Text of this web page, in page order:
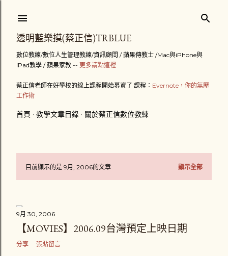
透明藍樂摸(蔡正信)TRBLUE
數位教練/數位人生管理教練/資訊顧問 / 蘋果傳教士 /Mac與iPhone與
iPad教學 / 蘋果家教 -- 更多請點這裡
蔡正信老師在好學校的線上課程開始募資了 課程： Evernote，你的無壓
工作術
首頁 教學文章目錄 關於蔡正信數位教練
發
表
文
章
目前顯示的是 9月, 2006的文章 顯示全部
9月 30, 2006
【MOVIES】2006.09台灣預定上映日期
分享 張貼留言